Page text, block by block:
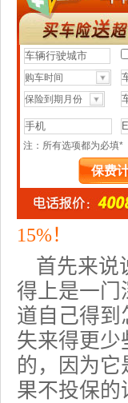
15%！
首先来说
得上是一门
道自己得到
失来得更少
的，因为
果不投保的